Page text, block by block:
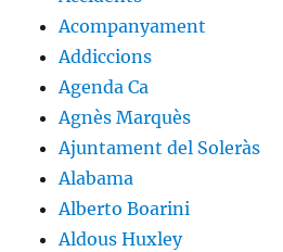
Acompanyament
Addiccions
Agenda Ca
Agnès Marquès
Ajuntament del Soleràs
Alabama
Alberto Boarini
Aldous Huxley